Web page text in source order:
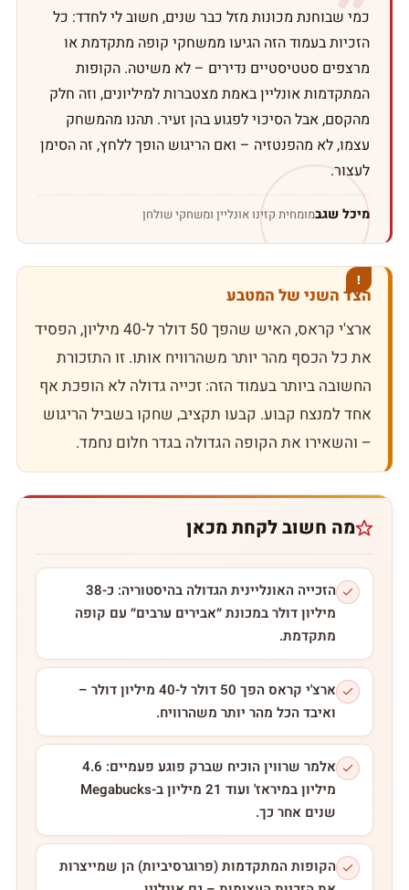
כמי שבוחנת מכונות מזל כבר שנים, חשוב לי לחדד: כל
הזכיות בעמוד הזה הגיעו ממשחקי קופה מתקדמת או
מרצפים סטטיסטיים נדירים – לא משיטה. הקופות
המתקדמות אונליין באמת מצטברות למיליונים, וזה חלק
מהקסם, אבל הסיכוי לפגוע בהן זעיר. תהנו מהמשחק
עצמו, לא מהפנטזיה – ואם הריגוש הופך ללחץ, זה הסימן
לעצור.
מיכל שגבמומחית קזינו אונליין ומשחקי שולחן
הצד השני של המטבע
ארצ'י קראס, האיש שהפך 50 דולר ל-40 מיליון, הפסיד
את כל הכסף מהר יותר משהרוויח אותו. זו התזכורת
החשובה ביותר בעמוד הזה: זכייה גדולה לא הופכת אף
אחד למנצח קבוע. קבעו תקציב, שחקו בשביל הריגוש
– והשאירו את הקופה הגדולה בגדר חלום נחמד.
מה חשוב לקחת מכאן
הזכייה האונליינית הגדולה בהיסטוריה: כ-38
מיליון דולר במכונת ״אבירים ערבים״ עם קופה
מתקדמת.
ארצ'י קראס הפך 50 דולר ל-40 מיליון דולר –
ואיבד הכל מהר יותר משהרוויח.
אלמר שרווין הוכיח שברק פוגע פעמיים: 4.6
מיליון במיראז' ועוד 21 מיליון ב-Megabucks
שנים אחר כך.
הקופות המתקדמות (פרוגרסיביות) הן שמייצרות